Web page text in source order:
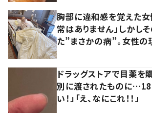
胸部に違和感を覚えた女
常はありません」しかし
た”まさかの病”。女性
ドラッグストアで目薬
別に渡されたものに
い！」「え、なにこれ！！」